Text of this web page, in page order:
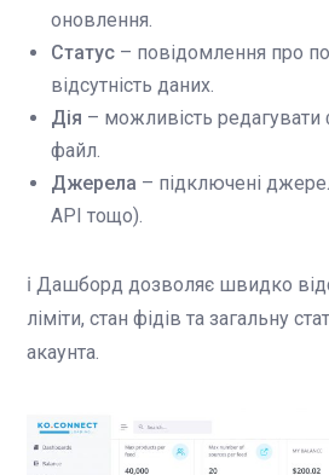
оновлення.
Статус – повідомлення про
відсутність даних.
Дія – можливість редагувати
файл.
Джерела – підключені
API тощо).
ℹ️ Дашборд дозволяє швидко
ліміти, стан фідів та загальну
акаунта.